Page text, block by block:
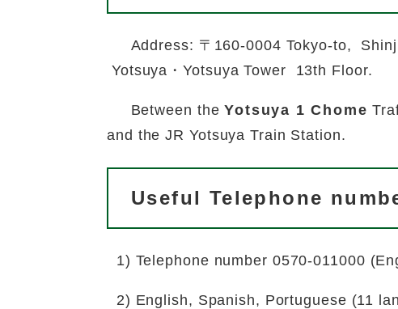
Address: 〒160-0004 Tokyo-to,
Yotsuya・Yotsuya Tower 13th Floor.
Between theYotsuya 1 Chome
and the JR Yotsuya Train Station.
Useful Telephone
1) Telephone number 0570-011000
2) English, Spanish, Portuguese (11